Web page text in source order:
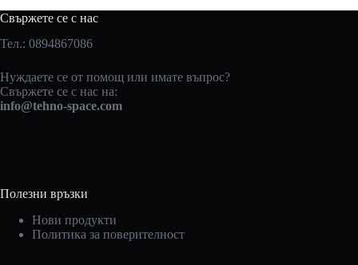
Свържете се с нас
Тел.: 0894867086
Нуждаете се от помощ или имате въпрос?
Свържете се с нас на:
info@tehno-space.com
Полезни връзки
Нови продукти
Политика за поверителност